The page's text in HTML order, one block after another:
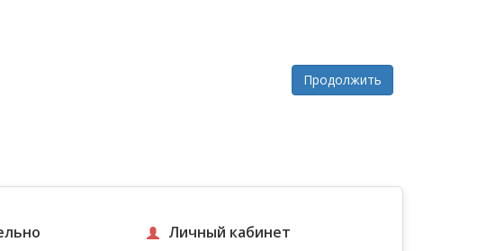
Продолжить
Личный кабинет